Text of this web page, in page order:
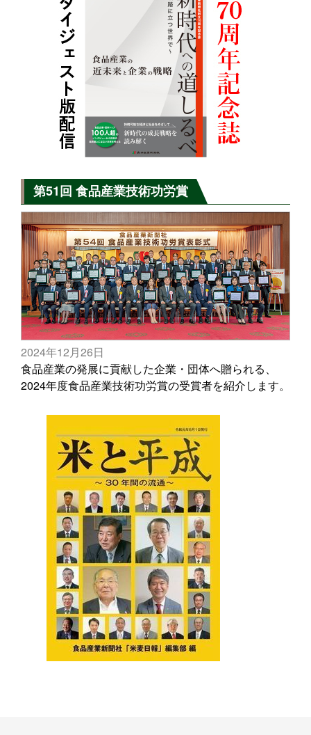
第51回 食品産業技術功労賞
2024年12月26日
食品産業の発展に貢献した企業・団体へ贈られる、
2024年度食品産業技術功労賞の受賞者を紹介します。